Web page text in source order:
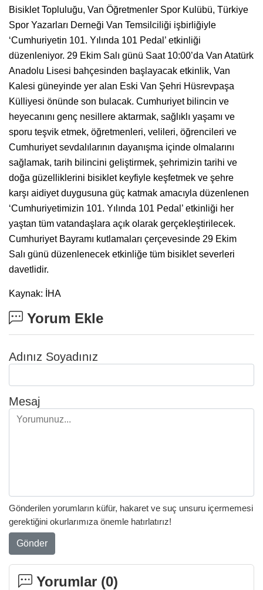
Bisiklet Topluluğu, Van Öğretmenler Spor Kulübü, Türkiye
Spor Yazarları Derneği Van Temsilciliği işbirliğiyle
‘Cumhuriyetin 101. Yılında 101 Pedal’ etkinliği
düzenleniyor. 29 Ekim Salı günü Saat 10:00’da Van Atatürk
Anadolu Lisesi bahçesinden başlayacak etkinlik, Van
Kalesi güneyinde yer alan Eski Van Şehri Hüsrevpaşa
Külliyesi önünde son bulacak. Cumhuriyet bilincin ve
heyecanını genç nesillere aktarmak, sağlıklı yaşamı ve
sporu teşvik etmek, öğretmenleri, velileri, öğrencileri ve
Cumhuriyet sevdalılarının dayanışma içinde olmalarını
sağlamak, tarih bilincini geliştirmek, şehrimizin tarihi ve
doğa güzelliklerini bisiklet keyfiyle keşfetmek ve şehre
karşı aidiyet duygusuna güç katmak amacıyla düzenlenen
‘Cumhuriyetimizin 101. Yılında 101 Pedal’ etkinliği her
yaştan tüm vatandaşlara açık olarak gerçekleştirilecek.
Cumhuriyet Bayramı kutlamaları çerçevesinde 29 Ekim
Salı günü düzenlenecek etkinliğe tüm bisiklet severleri
davetlidir.
Kaynak: İHA
Yorum Ekle
Adınız Soyadınız
Mesaj
Gönderilen yorumların küfür, hakaret ve suç unsuru içermemesi
gerektiğini okurlarımıza önemle hatırlatırız!
Gönder
Yorumlar (0)